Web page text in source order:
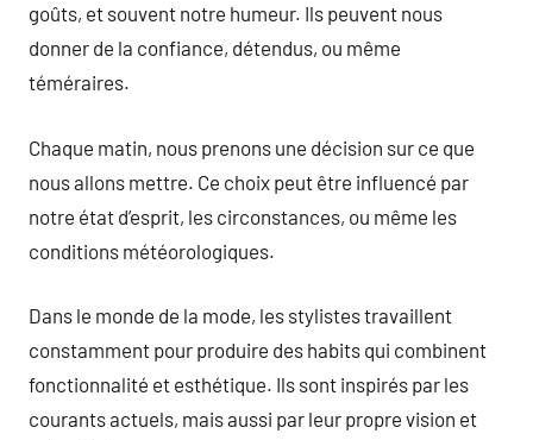
goûts, et souvent notre humeur. Ils peuvent nous
donner de la confiance, détendus, ou même
téméraires.
Chaque matin, nous prenons une décision sur ce que
nous allons mettre. Ce choix peut être influencé par
notre état d’esprit, les circonstances, ou même les
conditions météorologiques.
Dans le monde de la mode, les stylistes travaillent
constamment pour produire des habits qui combinent
fonctionnalité et esthétique. Ils sont inspirés par les
courants actuels, mais aussi par leur propre vision et